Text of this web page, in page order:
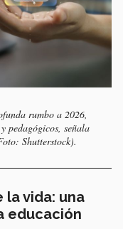
rumbo a 2026,
pedagógicos, señala
Shutterstock).
la vida: una
educación